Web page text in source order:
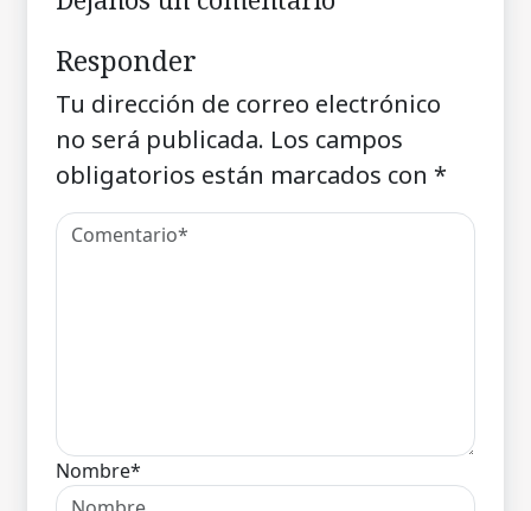
Responder
Tu dirección de correo electrónico
no será publicada. Los campos
obligatorios están marcados con *
Nombre*